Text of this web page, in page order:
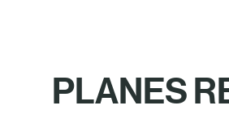
PLANES